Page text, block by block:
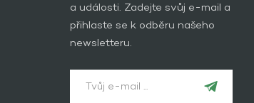
a události. Zadejte svůj e-mail a
přihlaste se k odběru našeho
newsletteru.